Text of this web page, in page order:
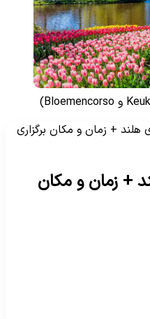
+ زمان و مکان برگزاری
+ زمان و مکان